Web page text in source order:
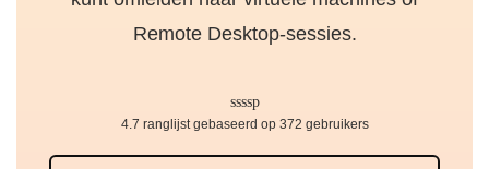
Remote Desktop-sessies.
4.7 ranglijst gebaseerd op 372 gebruikers